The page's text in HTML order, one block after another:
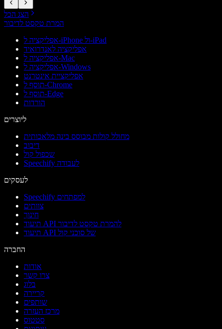
הצג הכל
המרת טקסט לדיבור
אפליקציה ל-iPhone ול-iPad
אפליקציה לאנדרואיד
אפליקציה ל-Mac
אפליקציה ל-Windows
אפליקציית אינטרנט
תוסף ל-Chrome
תוסף ל-Edge
הורדות
ליוצרים
מחולל קולות מבוסס בינה מלאכותית
דיבוב
שכפול קול
Speechify לעבודה
לעסקים
Speechify למפתחים
צוותים
חינוך
תיעוד API להמרת טקסט לדיבור
תיעוד API של סוכני קול
החברה
אודות
צרו קשר
בלוג
קריירה
שותפים
מרכז העזרה
סטטוס